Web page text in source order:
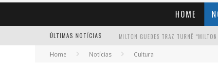
HOME
ÚLTIMAS NOTÍCIAS MILTON GUEDES TRAZ TURNÊ
Home Notícias Cultura